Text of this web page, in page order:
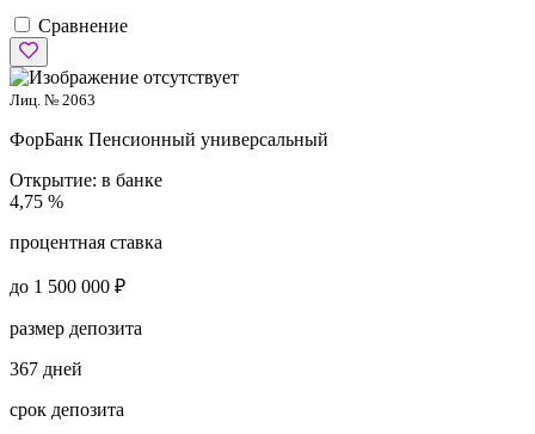
Сравнение
Лиц. № 2063
ФорБанк Пенсионный универсальный
Открытие: в банке
4,75 %
процентная ставка
до 1 500 000 ₽
размер депозита
367 дней
срок депозита